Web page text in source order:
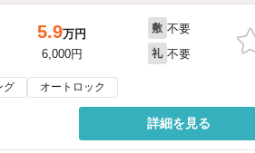
5.9万円
6,000円
敷 不要
礼 不要
グ オートロック
詳細を見る